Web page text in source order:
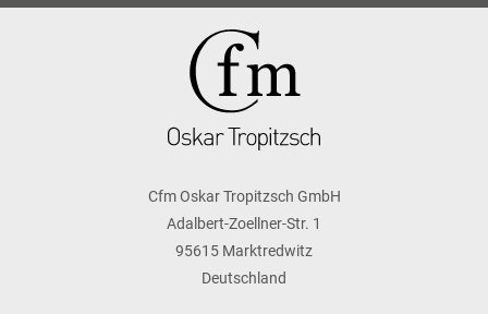
Cfm Oskar Tropitzsch GmbH
Adalbert-Zoellner-Str. 1
95615 Marktredwitz
Deutschland